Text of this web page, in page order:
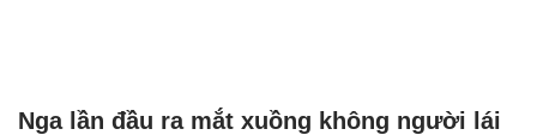
Nga lần đầu ra mắt xuồng không người lái